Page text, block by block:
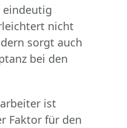
nicht
sorgt auch
bei den
ist
Faktor für den